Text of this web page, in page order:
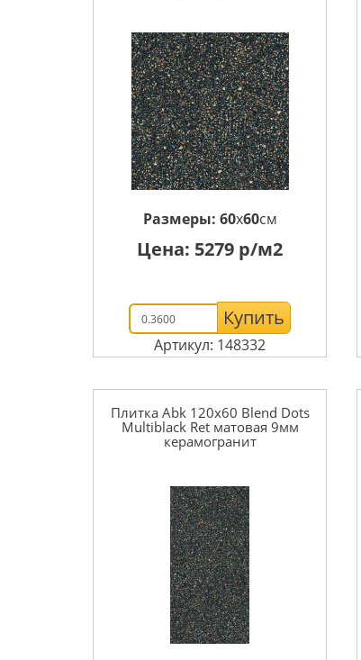
Размеры: 60x60см
Цена: 5279 р/м2
Купить
Артикул: 148332
Плитка Abk 120x60 Blend Dots
Multiblack Ret матовая 9мм
керамогранит